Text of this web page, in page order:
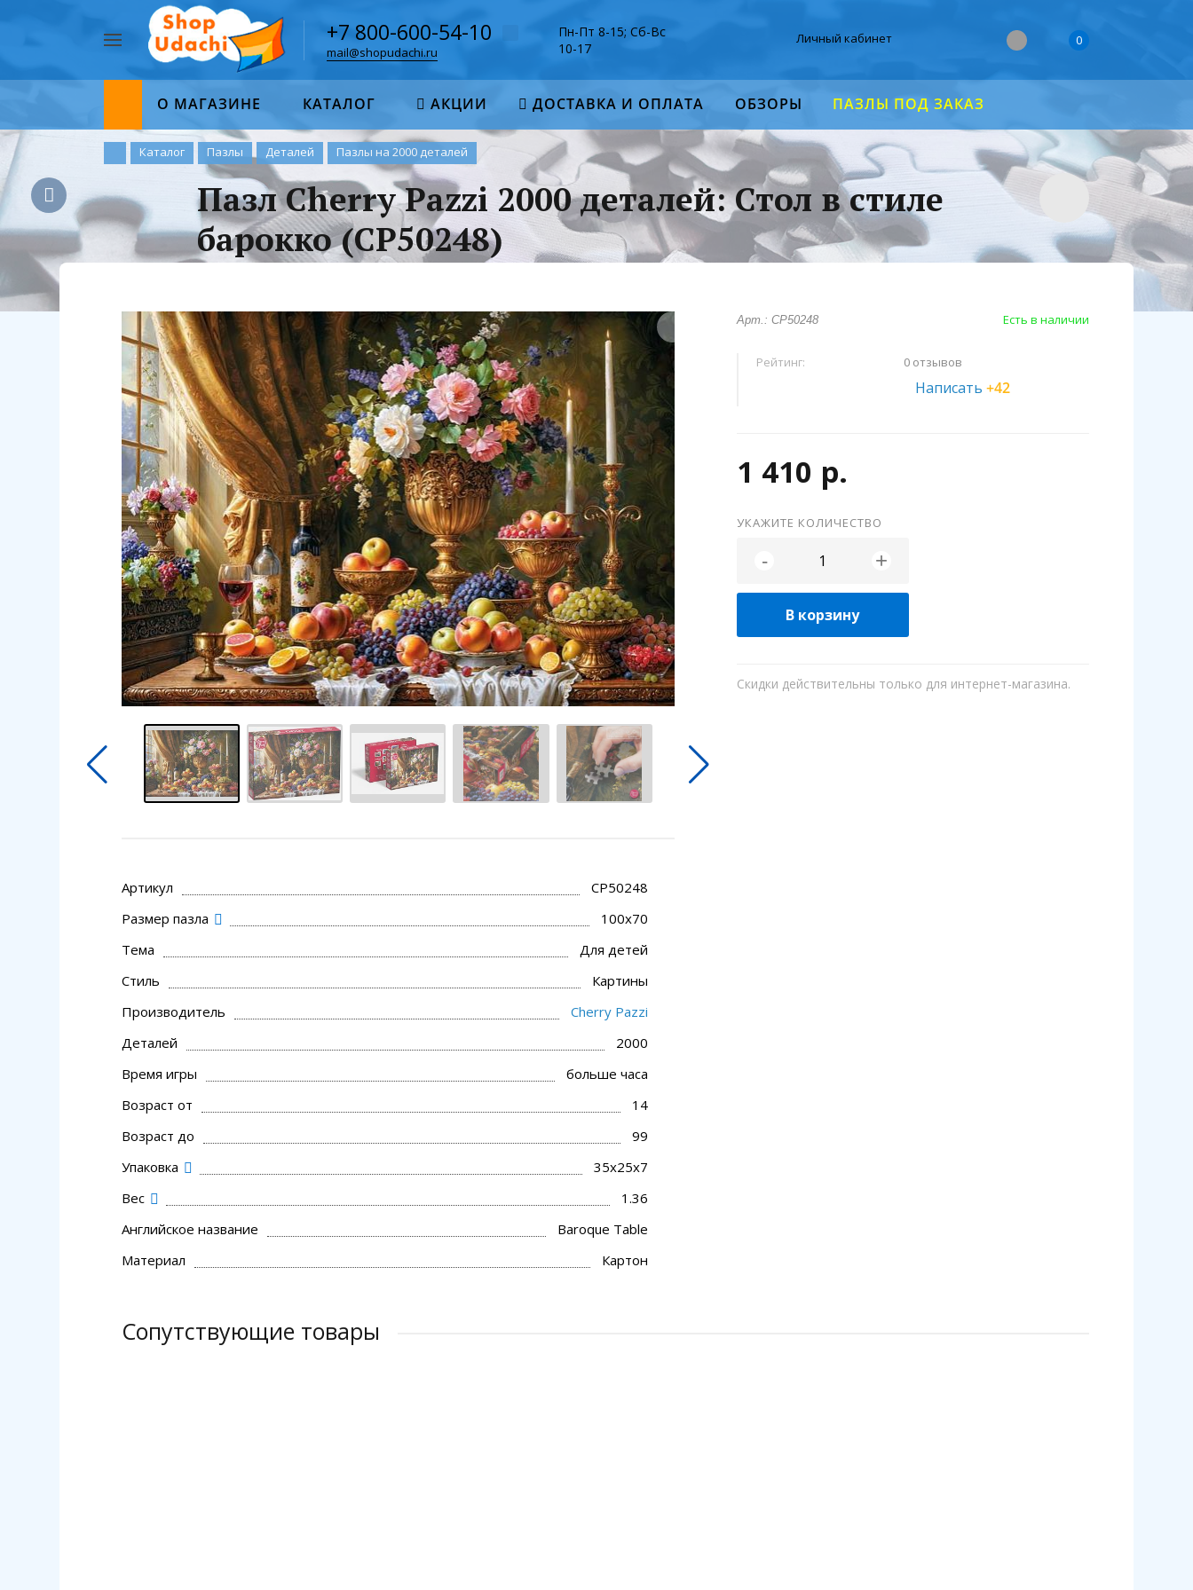
Найти
+7 800-600-54-10
mail@shopudachi.ru
Пн-Пт 8-15; Сб-Вс
10-17
Личный кабинет 0
О МАГАЗИНЕ КАТАЛОГ АКЦИИ ДОСТАВКА И ОПЛАТА ОБЗОРЫ ПАЗЛЫ ПОД ЗАКАЗ
Каталог Пазлы Деталей Пазлы на 2000 деталей
Пазл Cherry Pazzi 2000 деталей: Стол в стиле
барокко (CP50248)
Артикул
CP50248
Размер пазла
100x70
Тема
Для детей
Стиль
Картины
Производитель
Cherry Pazzi
Деталей
2000
Время игры
больше часа
Возраст от
14
Возраст до
99
Упаковка
35x25x7
Вес
1.36
Английское название
Baroque Table
Материал
Картон
Арт.: CP50248 Есть в наличии
Рейтинг: 0 отзывов
Написать+42
1 410 р.
УКАЖИТЕ КОЛИЧЕСТВО
- +
В корзину
Скидки действительны только для интернет-магазина.
Сопутствующие товары